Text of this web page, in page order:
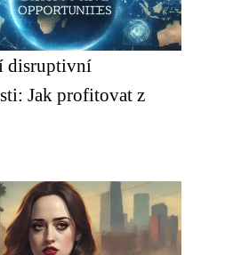
disruptivní
Jak profitovat z